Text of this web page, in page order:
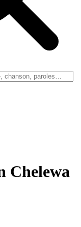
Chelewa